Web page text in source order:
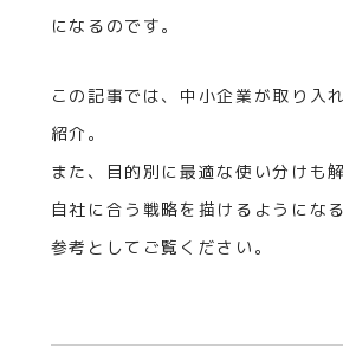
になるのです。
この記事では、中小企業が取り入
紹介。
また、目的別に最適な使い分けも
自社に合う戦略を描けるようにな
参考としてご覧ください。